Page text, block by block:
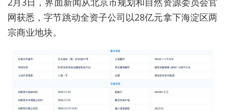
网获悉，字节跳动全资子公司以28亿元拿下海淀区两
宗商业地块。